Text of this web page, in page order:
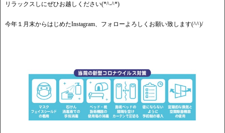
リラックスしにぜひお越しください(*^-^*)
今年１月末からはじめたInstagram、フォローよろしくお願い致します(^^)/